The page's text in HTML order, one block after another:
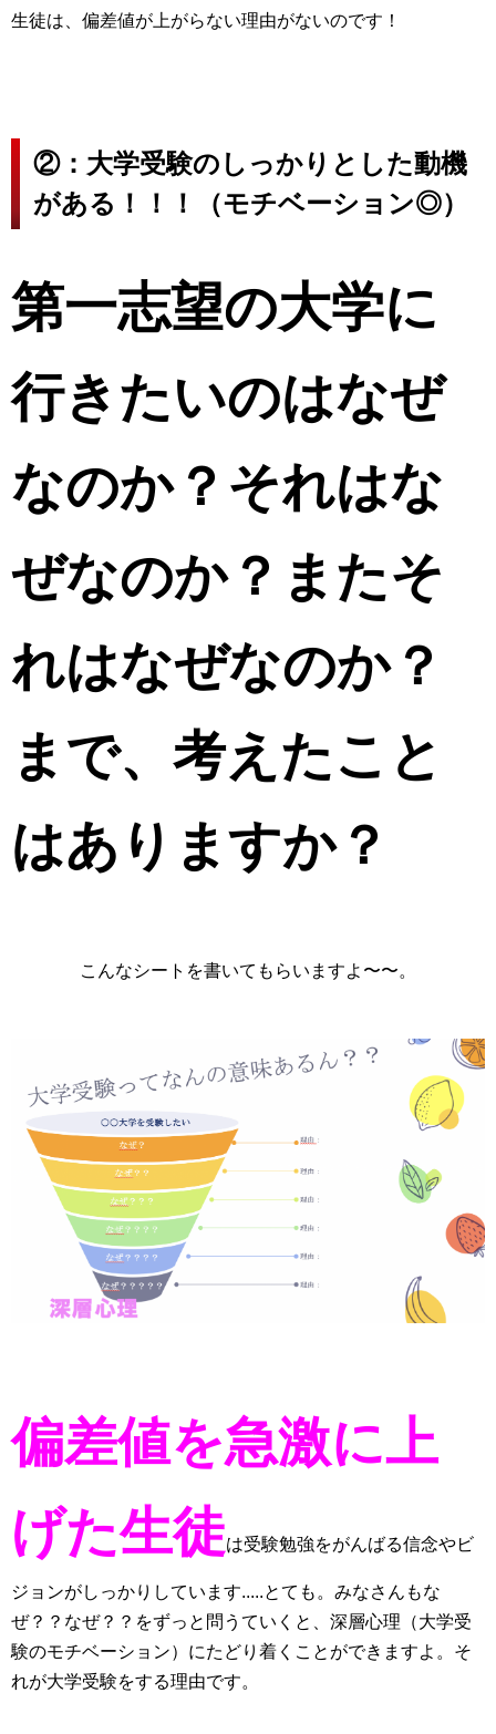
生徒は、偏差値が上がらない理由がないのです！
②：大学受験のしっかりとした動機
がある！！！（モチベーション◎）
第一志望の大学に
行きたいのはなぜ
なのか？ それはな
ぜなのか？ またそ
れはなぜなのか？
まで、考えたこと
はありますか？
こんなシートを書いてもらいますよ〜〜。
偏差値を急激に上
げた生徒は受験勉強をがんばる信念やビ
ジョンがしっかりしています.....とても。みなさんもな
ぜ？？なぜ？？をずっと問うていくと、深層心理（大学受
験のモチベーション）にたどり着くことができますよ。そ
れが大学受験をする理由です。